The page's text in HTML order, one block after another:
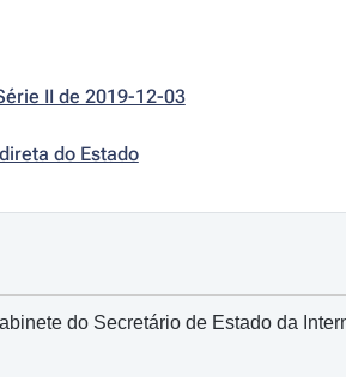
II de 2019-12-03
do Estado
do Secretário de Estado da